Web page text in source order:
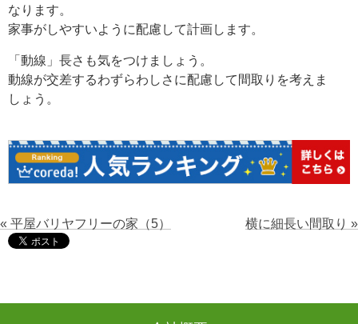
なります。
家事がしやすいように配慮して計画します。
「動線」長さも気をつけましょう。
動線が交差するわずらわしさに配慮して間取りを考えま
しょう。
« 平屋バリヤフリーの家（5） 横に細長い間取り »